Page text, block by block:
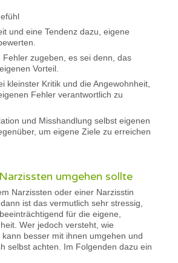
und eine Tendenz dazu, eigene
Fehler zugeben, es sei denn, das
Vorteil.
kleinster Kritik und die Angewohnheit,
Fehler verantwortlich zu
und Misshandlung selbst eigenen
um eigene Ziele zu erreichen
umgehen sollte
Narzissten oder einer Narzisstin
ist das vermutlich sehr stressig,
für die eigene,
Wer jedoch versteht, wie
kann besser mit ihnen umgehen und
selbst achten. Im Folgenden dazu ein